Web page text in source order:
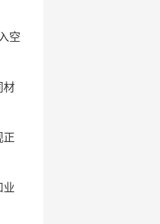
空
材
正
业